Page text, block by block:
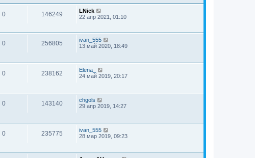
0 146249
LNick
22 апр 2021, 01:10
0 256805
ivan_555
13 май 2020, 18:49
0 238162
Elena_
24 май 2019, 20:17
0 143140
chgols
29 апр 2019, 14:27
0 235775
ivan_555
28 мар 2019, 09:23